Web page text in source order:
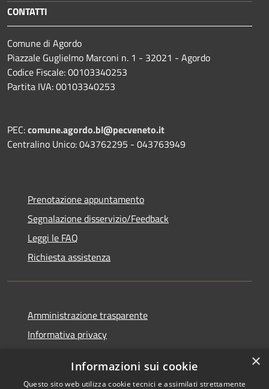
CONTATTI
Comune di Agordo
Piazzale Guglielmo Marconi n. 1 - 32021 - Agordo
Codice Fiscale: 00103340253
Partita IVA: 00103340253
PEC:comune.agordo.bl@pecveneto.it
Centralino Unico: 043762295 - 043763949
Prenotazione appuntamento
Segnalazione disservizio/Feedback
Leggi le FAQ
Richiesta assistenza
Amministrazione trasparente
Informativa privacy
Dichiarazione di accessibilità
×
Informazioni sui cookie
Questo sito web utilizza cookie tecnici e assimilati strettamente